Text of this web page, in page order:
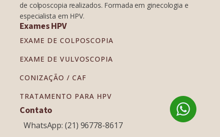
de colposcopia realizados. Formada em ginecologia e
especialista em HPV.
Exames HPV
EXAME DE COLPOSCOPIA
EXAME DE VULVOSCOPIA
CONIZAÇÃO / CAF
TRATAMENTO PARA HPV
Contato
WhatsApp: (21) 96778-8617